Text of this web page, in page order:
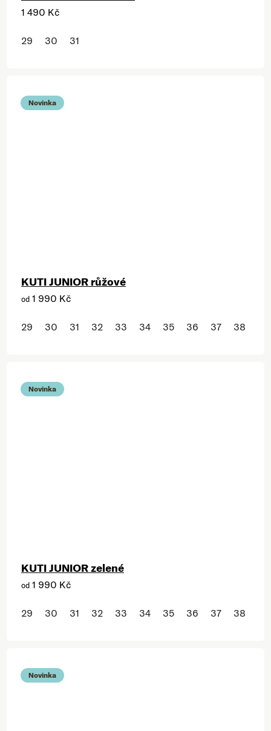
1 490 Kč
29 30 31
Novinka
KUTI JUNIOR růžové
od 1 990 Kč
29 30 31 32 33 34 35 36 37 38
Novinka
KUTI JUNIOR zelené
od 1 990 Kč
29 30 31 32 33 34 35 36 37 38
Novinka